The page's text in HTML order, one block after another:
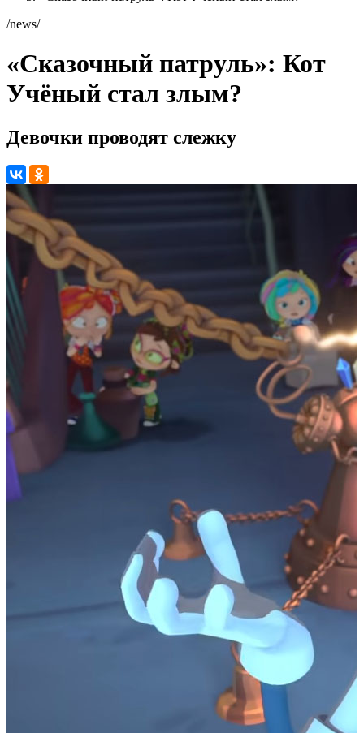
/news/
«Сказочный патруль»: Кот
Учёный стал злым?
Девочки проводят слежку